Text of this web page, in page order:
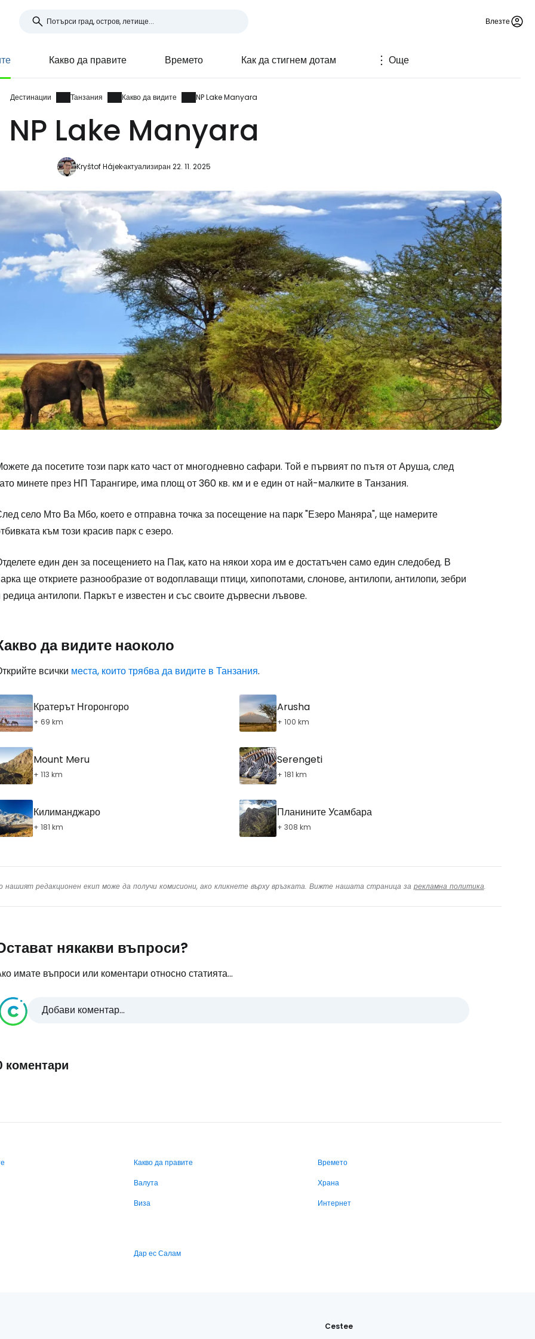
Влезте
Какво да правите Времето Как да стигнем дотам Още
Дестинации Танзания Какво да видите NP Lake Manyara
NP Lake Manyara
Kryštof Hájekактуализиран 22. 11. 2025
да посетите този парк като част от многодневно сафари. Той е първият по пътя от Аруша, след
минете през НП Тарангире, има площ от 360 кв. км и е един от най-малките в Танзания.
село Мто Ва Мбо, което е отправна точка за посещение на парк "Езеро Маняра", ще намерите
към този красив парк с езеро.
един ден за посещението на Пак, като на някои хора им е достатъчен само един следобед. В
ще откриете разнообразие от водоплаващи птици, хипопотами, слонове, антилопи, антилопи, зебри
редица антилопи. Паркът е известен и със своите дървесни лъвове.
да видите наоколо
всички места, които трябва да видите в Танзания.
Кратерът Нгоронгоро
+ 69 km
Arusha
+ 100 km
Mount Meru
+ 113 km
Serengeti
+ 181 km
Килиманджаро
+ 181 km
Планините Усамбара
+ 308 km
редакционен екип може да получи комисиони, ако кликнете върху връзката. Вижте нашата страница за рекламна политика.
някакви въпроси?
имате въпроси или коментари относно статията...
Добави коментар...
коментари
Какво да правите
Времето
Валута
Храна
Виза Интернет
Дар ес Салам
Cestee
Влезте в Cestee
... световната общност на туристите
Продължете с Facebook
Продължете с имейл